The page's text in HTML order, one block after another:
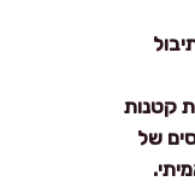
קטנות
של